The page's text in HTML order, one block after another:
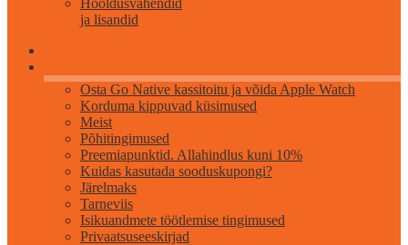
Hooldusvahendid
ja lisandid
Osta Go Native kassitoitu ja võida Apple Watch
Korduma kippuvad küsimused
Meist
Põhitingimused
Preemiapunktid. Allahindlus kuni 10%
Kuidas kasutada sooduskupongi?
Järelmaks
Tarneviis
Isikuandmete töötlemise tingimused
Privaatsuseeskirjad